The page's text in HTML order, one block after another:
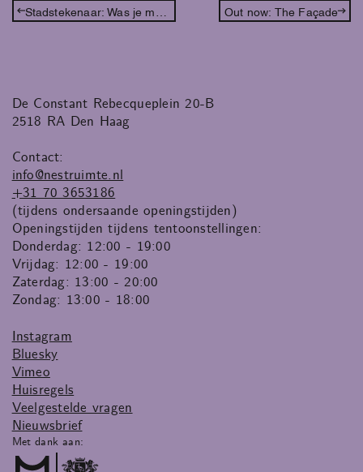
Out now: The Façade
De Constant Rebecqueplein 20-B
2518 RA Den Haag
Contact:
info@nestruimte.nl
+31 70 3653186
(tijdens ondersaande openingstijden)
Openingstijden tijdens tentoonstellingen:
Donderdag: 12:00 - 19:00
Vrijdag: 12:00 - 19:00
Zaterdag: 13:00 - 20:00
Zondag: 13:00 - 18:00
Instagram
Bluesky
Vimeo
Huisregels
Veelgestelde vragen
Nieuwsbrief
Met dank aan: